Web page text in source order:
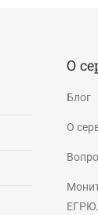
О
Блог
О